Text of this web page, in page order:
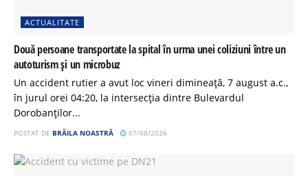
ACTUALITATE
Două persoane transportate la spital în urma unei coliziuni între un
autoturism și un microbuz
Un accident rutier a avut loc vineri dimineață, 7 august a.c.,
în jurul orei 04:20, la intersecția dintre Bulevardul
Dorobanților...
POSTAT DE BRĂILA NOASTRĂ 07/08/2026